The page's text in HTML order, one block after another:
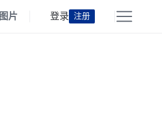
图片 登录 注册